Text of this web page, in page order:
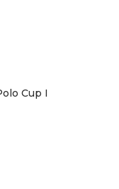
Cup I